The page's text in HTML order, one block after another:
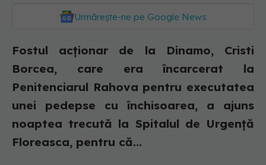
Urmărește-ne pe Google News
Fostul acționar de la Dinamo, Cristi
Borcea, care era încarcerat la
Penitenciarul Rahova pentru executatea
unei pedepse cu închisoarea, a ajuns
noaptea trecută la Spitalul de Urgență
Floreasca, pentru că...